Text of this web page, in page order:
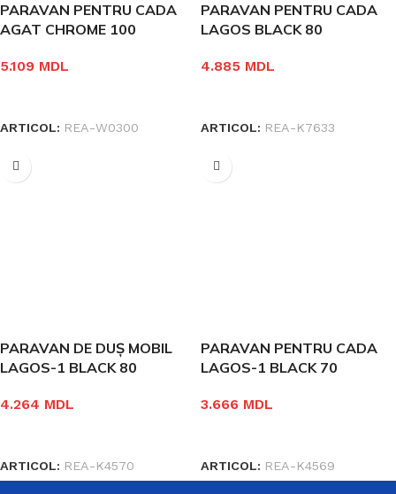
PARAVAN PENTRU CADA
AGAT CHROME 100
5.109 MDL
ARTICOL: REA-W0300
PARAVAN PENTRU CADA
LAGOS BLACK 80
4.885 MDL
ARTICOL: REA-K7633
PARAVAN DE DUȘ MOBIL
LAGOS-1 BLACK 80
4.264 MDL
ARTICOL: REA-K4570
PARAVAN PENTRU CADA
LAGOS-1 BLACK 70
3.666 MDL
ARTICOL: REA-K4569